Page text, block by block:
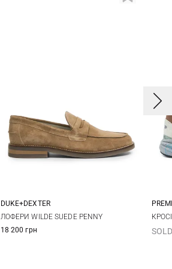
42 43 44
DUKE+DEXTER
ЛОФЕРИ WILDE SUEDE PENNY
18 200 грн